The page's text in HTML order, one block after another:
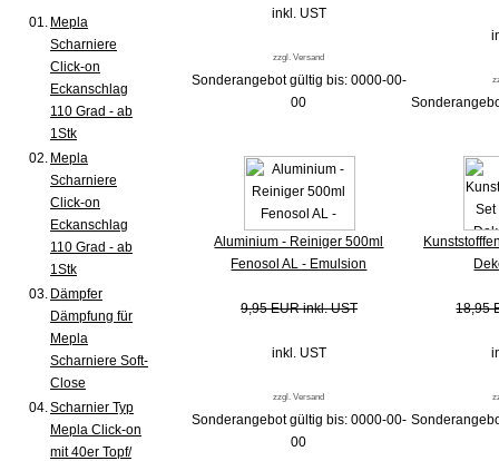
01. Mepla
Scharniere
Click-on
Eckanschlag
110 Grad - ab
1Stk
02. Mepla
Scharniere
Click-on
Eckanschlag
110 Grad - ab
1Stk
03. Dämpfer
Dämpfung für
Mepla
Scharniere Soft-
Close
04.Scharnier Typ
Mepla Click-on
mit 40er Topf/
inkl. UST
zzgl. Versand
Sonderangebot gültig bis: 0000-00-
00
Aluminium - Reiniger 500ml
Fenosol AL - Emulsion
9,95 EUR inkl. UST
inkl. UST
zzgl. Versand
Sonderangebot gültig bis: 0000-00-
00
18,95